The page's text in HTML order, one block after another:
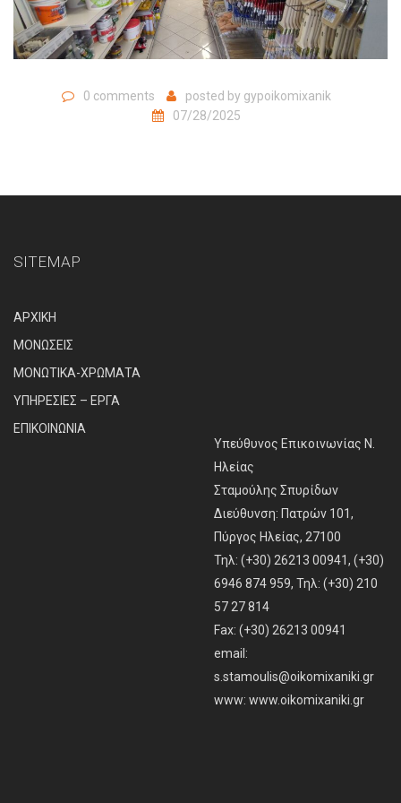
0 comments posted by gypoikomixanik
07/28/2025
SITEMAP
ΑΡΧΙΚΗ
ΜΟΝΩΣΕΙΣ
ΜΟΝΩΤΙΚΑ-ΧΡΩΜΑΤΑ
ΥΠΗΡΕΣΙΕΣ – ΕΡΓΑ
ΕΠΙΚΟΙΝΩΝΙΑ
Υπεύθυνος Επικοινωνίας Ν.
Ηλείας
Σταμούλης Σπυρίδων
Διεύθυνση: Πατρών 101,
Πύργος Ηλείας, 27100
Τηλ: (+30) 26213 00941, (+30)
6946 874 959, Τηλ: (+30) 210
57 27 814
Fax: (+30) 26213 00941
email:
s.stamoulis@oikomixaniki.gr
www: www.oikomixaniki.gr